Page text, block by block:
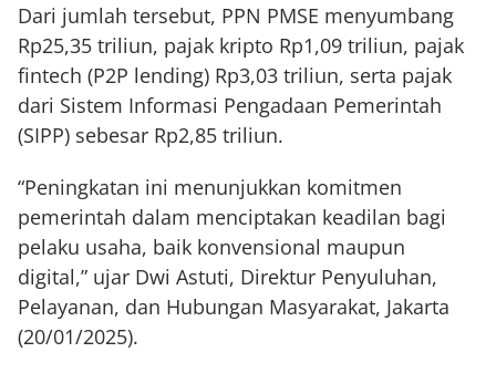
Dari jumlah tersebut, PPN PMSE menyumbang
Rp25,35 triliun, pajak kripto Rp1,09 triliun, pajak
fintech (P2P lending) Rp3,03 triliun, serta pajak
dari Sistem Informasi Pengadaan Pemerintah
(SIPP) sebesar Rp2,85 triliun.
“Peningkatan ini menunjukkan komitmen
pemerintah dalam menciptakan keadilan bagi
pelaku usaha, baik konvensional maupun
digital,” ujar Dwi Astuti, Direktur Penyuluhan,
Pelayanan, dan Hubungan Masyarakat, Jakarta
(20/01/2025).